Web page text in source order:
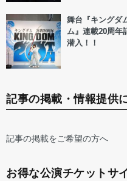
舞台『キングダ
ム』連載20周年
潜入！！
記事の掲載・情報提供
記事の掲載をご希望の方へ
お得な公演チケットサ